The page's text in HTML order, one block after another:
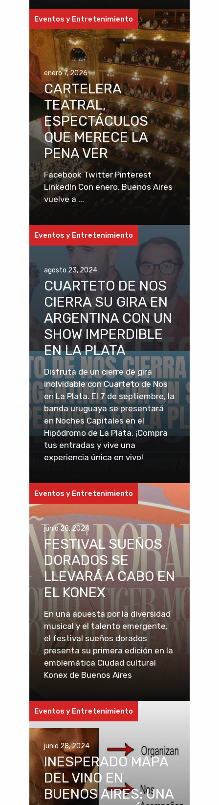
Eventos y Entretenimiento
enero 7, 2026
CARTELERA
TEATRAL,
ESPECTÁCULOS
QUE MERECE LA
PENA VER
Facebook Twitter Pinterest
LinkedIn Con enero, Buenos Aires
vuelve a ...
Eventos y Entretenimiento
agosto 23, 2024
CUARTETO DE NOS
CIERRA SU GIRA EN
ARGENTINA CON UN
SHOW IMPERDIBLE
EN LA PLATA
Disfruta de un cierre de gira
inolvidable con Cuarteto de Nos
en La Plata. El 7 de septiembre, la
banda uruguaya se presentará
en Noches Capitales en el
Hipódromo de La Plata. ¡Compra
tus entradas y vive una
experiencia única en vivo!
Eventos y Entretenimiento
junio 28, 2024
FESTIVAL SUEÑOS
DORADOS SE
LLEVARÁ A CABO EN
EL KONEX
En una apuesta por la diversidad
musical y el talento emergente,
el festival sueños dorados
presenta su primera edición en la
emblemática Ciudad cultural
Konex de Buenos Aires
Eventos y Entretenimiento
junio 28, 2024
INESPERADO MAPA
DEL VINO EN
BUENOS AIRES: UNA